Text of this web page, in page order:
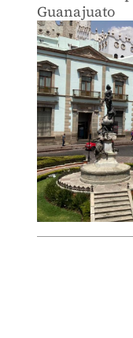
Guanajuato